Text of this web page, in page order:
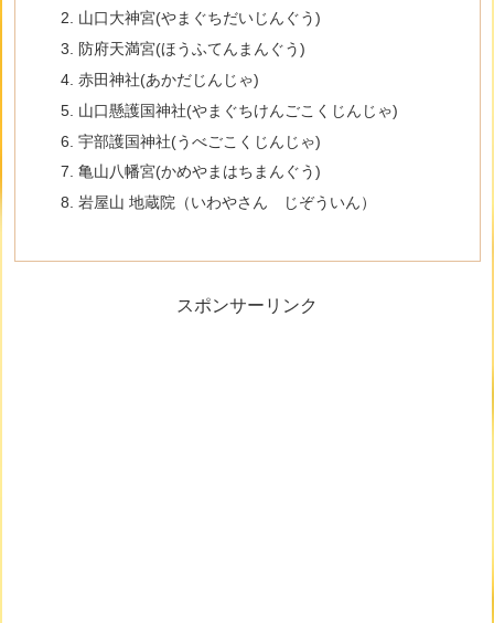
山口大神宮(やまぐちだいじんぐう)
防府天満宮(ほうふてんまんぐう)
赤田神社(あかだじんじゃ)
山口懸護国神社(やまぐちけんごこくじんじゃ)
宇部護国神社(うべごこくじんじゃ)
亀山八幡宮(かめやまはちまんぐう)
岩屋山 地蔵院（いわやさん じぞういん）
スポンサーリンク